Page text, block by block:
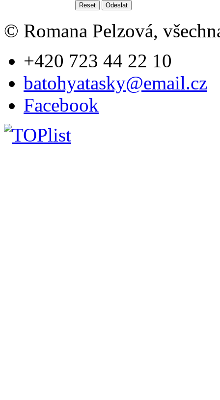
© Romana Pelzová,
+420 723 44 22 10
batohyatasky@email.cz
Facebook